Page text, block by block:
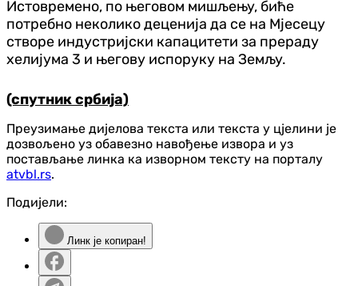
Истовремено, по његовом мишљењу, биће
потребно неколико деценија да се на Мјесецу
створе индустријски капацитети за прераду
хелијума 3 и његову испоруку на Земљу.
(спутник србија)
Преузимање дијелова текста или текста у цјелини је
дозвољено уз обавезно навођење извора и уз
постављање линка ка изворном тексту на порталу
atvbl.rs.
Подијели:
Линк је копиран!